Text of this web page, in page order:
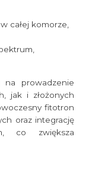
całej komorze,
na prowadzenie
jak i złożonych
fitotron
oraz integrację
co zwiększa